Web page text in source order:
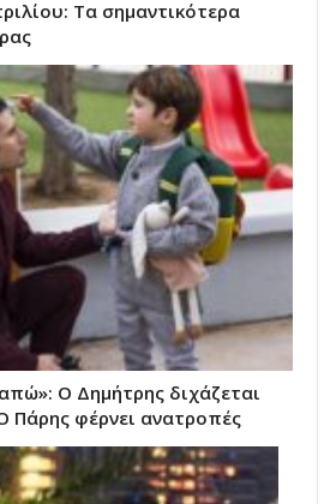
Τα σημαντικότερα
Ο Δημήτρης διχάζεται
Πάρης φέρνει ανατροπές